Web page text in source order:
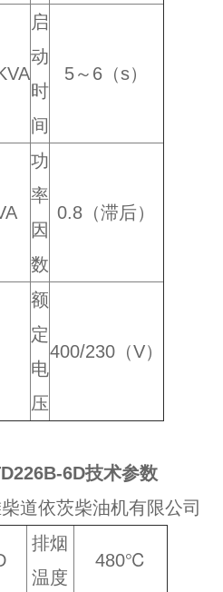
启
动
时
间
5～6（s）
功
率
因
数
0.8（滞后）
额
定
电
压
400/230（V）
6D技术参数
道依茨柴油机有限公司
排烟
温度
480℃